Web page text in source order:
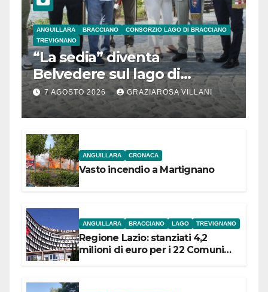
ANGUILLARA BRACCIANO
CONSORZIO LAGO DI BRACCIANO
TREVIGNANO
“La sedia” diventa
Belvedere sul lago di
Bracciano: ieri
l’inaugurazione
7 AGOSTO 2026 GRAZIAROSA VILLANI
ANGUILLARA CRONACA
Vasto incendio a Martignano
ANGUILLARA BRACCIANO LAGO TREVIGNANO
Regione Lazio: stanziati 4,2
milioni di euro per i 22 Comuni